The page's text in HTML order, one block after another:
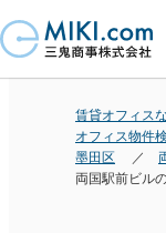
賃貸オフィス
オフィス物件
墨田区
両国駅前ビル